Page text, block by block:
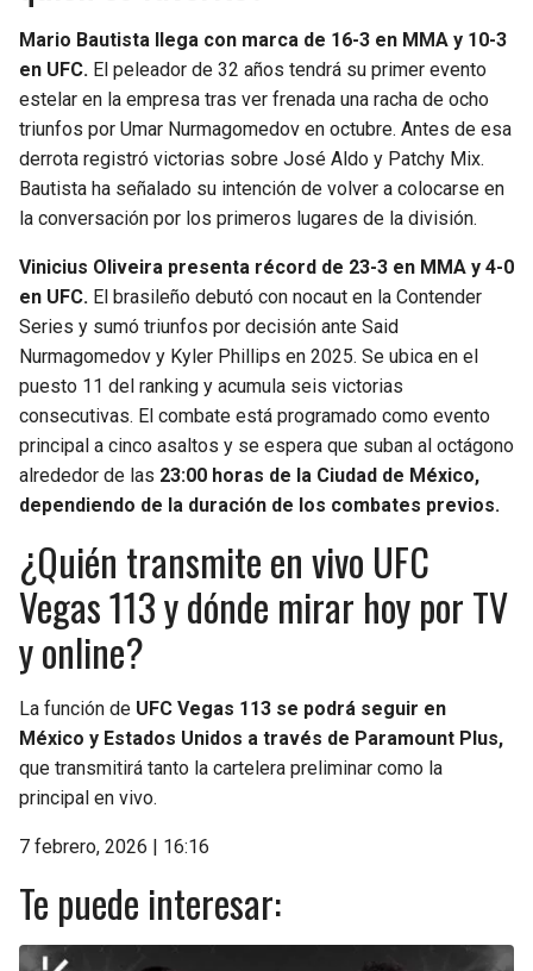
Mario Bautista llega con marca de 16-3 en MMA y 10-3
en UFC. El peleador de 32 años tendrá su primer evento
estelar en la empresa tras ver frenada una racha de ocho
triunfos por Umar Nurmagomedov en octubre. Antes de esa
derrota registró victorias sobre José Aldo y Patchy Mix.
Bautista ha señalado su intención de volver a colocarse en
la conversación por los primeros lugares de la división.
Vinicius Oliveira presenta récord de 23-3 en MMA y 4-0
en UFC. El brasileño debutó con nocaut en la Contender
Series y sumó triunfos por decisión ante Said
Nurmagomedov y Kyler Phillips en 2025. Se ubica en el
puesto 11 del ranking y acumula seis victorias
consecutivas. El combate está programado como evento
principal a cinco asaltos y se espera que suban al octágono
alrededor de las 23:00 horas de la Ciudad de México,
dependiendo de la duración de los combates previos.
¿Quién transmite en vivo UFC
Vegas 113 y dónde mirar hoy por TV
y online?
La función de UFC Vegas 113 se podrá seguir en
México y Estados Unidos a través de Paramount Plus,
que transmitirá tanto la cartelera preliminar como la
principal en vivo.
7 febrero, 2026 | 16:16
Te puede interesar: